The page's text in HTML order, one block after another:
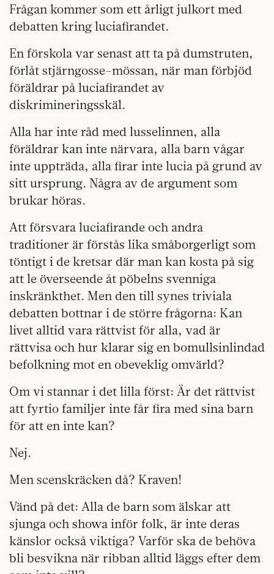
Frågan kommer som ett årligt julkort med
debatten kring luciafirandet.
En förskola var senast att ta på dumstruten,
förlåt stjärngosse-mössan, när man förbjöd
föräldrar på luciafirandet av
diskrimineringsskäl.
Alla har inte råd med lusselinnen, alla
föräldrar kan inte närvara, alla barn vågar
inte uppträda, alla firar inte lucia på grund av
sitt ursprung. Några av de argument som
brukar höras.
Att försvara luciafirande och andra
traditioner är förstås lika småborgerligt som
töntigt i de kretsar där man kan kosta på sig
att le överseende åt pöbelns svenniga
inskränkthet. Men den till synes triviala
debatten bottnar i de större frågorna: Kan
livet alltid vara rättvist för alla, vad är
rättvisa och hur klarar sig en bomullsinlindad
befolkning mot en obeveklig omvärld?
Om vi stannar i det lilla först: Är det rättvist
att fyrtio familjer inte får fira med sina barn
för att en inte kan?
Nej.
Men scenskräcken då? Kraven!
Vänd på det: Alla de barn som älskar att
sjunga och showa inför folk, är inte deras
känslor också viktiga? Varför ska de behöva
bli besvikna när ribban alltid läggs efter dem